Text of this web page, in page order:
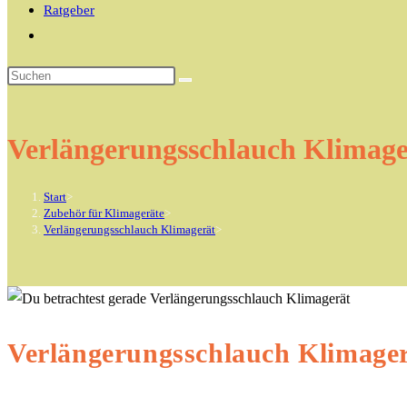
Ratgeber
umschalten
Diese
Verlängerungsschlauch
Start>
Zubehör für Klimageräte>
Verlängerungsschlauch Klimagerät>
Verlängerungsschlauch